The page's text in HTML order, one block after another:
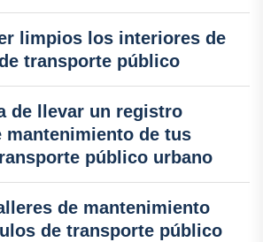
limpios los interiores de
transporte público
de llevar un registro
mantenimiento de tus
público urbano
de mantenimiento
de transporte público